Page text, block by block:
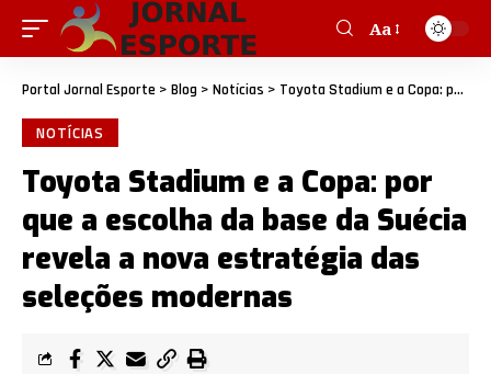
Aa
Portal Jornal Esporte > Blog > Notícias > Toyota Stadium e a Copa: por que a escolha da base da Suécia revela a nova estratégia das seleções modernas
NOTÍCIAS
Toyota Stadium e a Copa: por
que a escolha da base da Suécia
revela a nova estratégia das
seleções modernas